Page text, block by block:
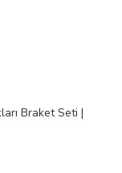
Braket Seti |